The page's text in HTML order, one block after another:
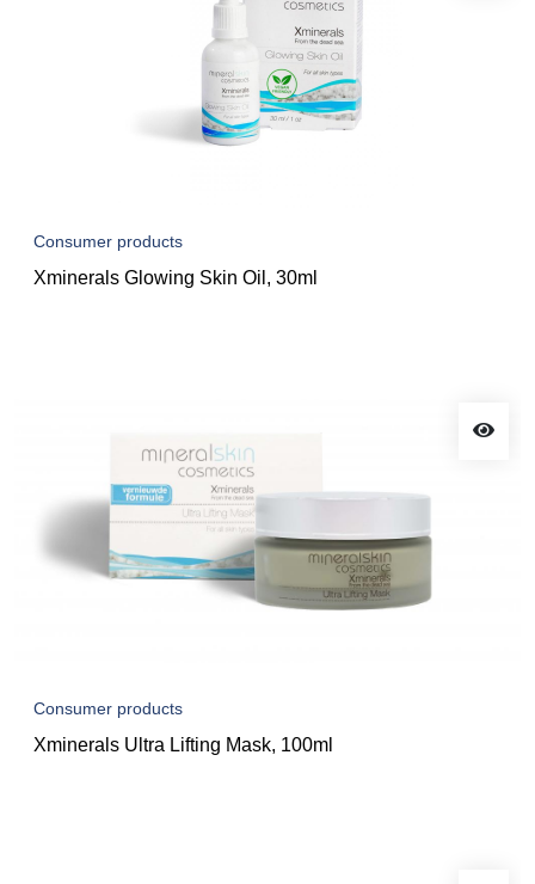
Consumer products
Xminerals Glowing Skin Oil, 30ml
Consumer products
Xminerals Ultra Lifting Mask, 100ml